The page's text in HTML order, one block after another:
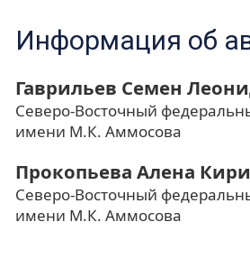
Информация об
Гаврильев Семен
Северо-Восточный
имени М.К. Аммосова
Прокопьева Алена
Северо-Восточный
имени М.К. Аммосова